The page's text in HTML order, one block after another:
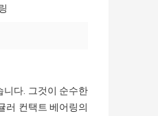
니다. 그것이 순수한
러 컨택트 베어링의